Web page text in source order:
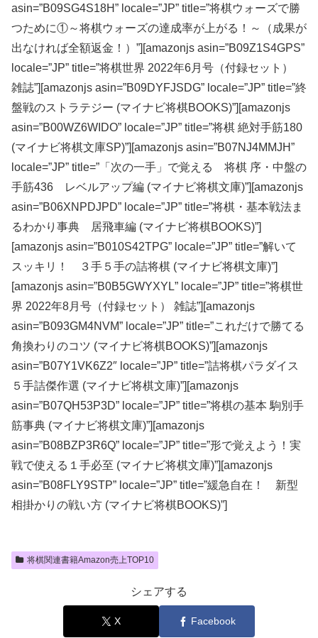
asin=”B09SG4S18H” locale=”JP” title=”将棋ウォーズで勝
つために①～将棋ウォーズの達成率が上がる！～（成果が
出なければ全額返金！）”][amazonjs asin=”B09Z1S4GPS”
locale=”JP” title=”将棋世界 2022年6月号（付録セット）
雑誌”][amazonjs asin=”B09DYFJSDG” locale=”JP” title=”終
盤戦のストラテジー (マイナビ将棋BOOKS)”][amazonjs
asin=”B00WZ6WIDO” locale=”JP” title=”将棋 絶対手筋180
(マイナビ将棋文庫SP)”][amazonjs asin=”B07NJ4MMJH”
locale=”JP” title=”「次の一手」で覚える 将棋 序・中盤の
手筋436 レベルアップ編 (マイナビ将棋文庫)”][amazonjs
asin=”B06XNPDJPD” locale=”JP” title=”将棋・基本戦法ま
るわかり事典 居飛車編 (マイナビ将棋BOOKS)”]
[amazonjs asin=”B010S42TPG” locale=”JP” title=”解いて
スッキリ！ ３手５手の詰将棋 (マイナビ将棋文庫)”]
[amazonjs asin=”B0B5GWYXYL” locale=”JP” title=”将棋世
界 2022年8月号（付録セット） 雑誌”][amazonjs
asin=”B093GM4NVM” locale=”JP” title=”これだけで勝てる
角換わりのコツ (マイナビ将棋BOOKS)”][amazonjs
asin=”B07Y1VK6Z2″ locale=”JP” title=”詰将棋パラダイス
５手詰傑作選 (マイナビ将棋文庫)”][amazonjs
asin=”B07QH53P3D” locale=”JP” title=”将棋の基本 駒別手
筋事典 (マイナビ将棋文庫)”][amazonjs
asin=”B08BZP3R6Q” locale=”JP” title=”形で覚えよう！実
戦で使える１手必至 (マイナビ将棋文庫)”][amazonjs
asin=”B08FLY9STP” locale=”JP” title=”緩急自在！ 新型
相掛かりの戦い方 (マイナビ将棋BOOKS)”]
将棋関連書籍Amazon売上TOP10
シェアする
X Facebook